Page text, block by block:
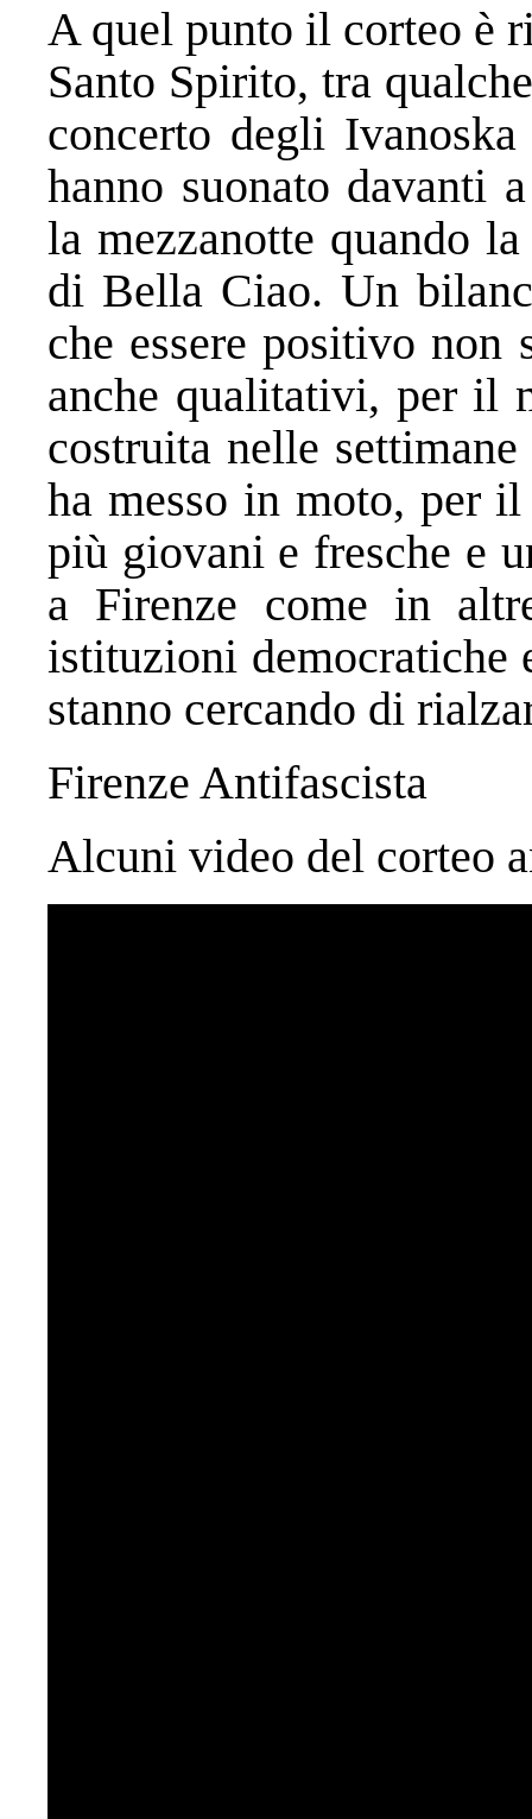
A quel punto il corteo è
Santo Spirito, tra
concerto degli
hanno suonato davanti
la mezzanotte quando
di Bella Ciao. Un
che essere positivo
anche qualitativi, per il
costruita nelle
ha messo in moto, per
più giovani e fresche e
a Firenze come in
istituzioni
stanno cercando di
Firenze Antifascista
Alcuni video del corteo